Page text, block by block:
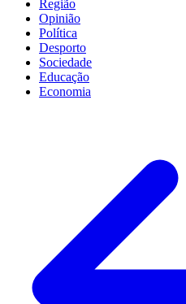
Região
Opinião
Política
Desporto
Sociedade
Educação
Economia